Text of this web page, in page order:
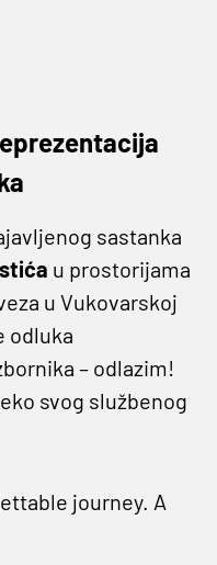
sastanka
u prostorijama
u Vukovarskoj
odluka
– odlazim!
svog službenog
journey. A